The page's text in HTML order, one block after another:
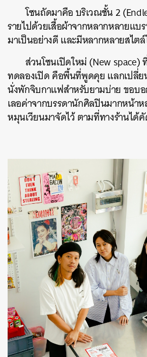
โซนถัดมาคือ บริเวณชั้น 2
รายไปด้วยเสื้อผ้าจากหลากหลายแบ
มาเป็นอย่างดี และมีหลากหลายสไต
ส่วนโซนเปิดใหม่ (New space)
ทดลองเปิด คือพื้นที่พูดคุย แลกเปลี่
นั่งพักจิบกาแฟสำหรับยามบ่าย ขอบ
เลอค่าจากบรรดานักศิลปินมากหน้า
หมุนเวียนมาจัดไว้ ตามที่ทางร้านได้คั